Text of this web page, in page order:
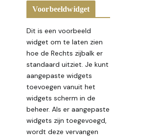
Voorbeeldwidget
Dit is een voorbeeld
widget om te laten zien
hoe de Rechts zijbalk er
standaard uitziet. Je kunt
aangepaste widgets
toevoegen vanuit het
widgets scherm in de
beheer. Als er aangepaste
widgets zijn toegevoegd,
wordt deze vervangen